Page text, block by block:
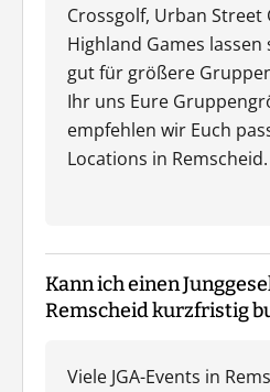
Crossgolf, Urban Street
Highland Games lassen
gut für größere
Ihr uns Eure
empfehlen wir Euch
Locations in Remscheid.
Kann ich einen
Remscheid kurzfristig
Viele JGA-Events in